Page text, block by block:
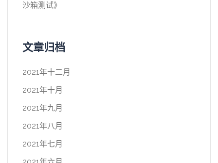
沙箱测试》
文章归档
2021年十二月
2021年十月
2021年九月
2021年八月
2021年七月